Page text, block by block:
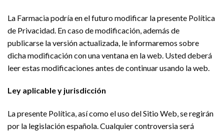
La Farmacia podría en el futuro modificar la presente Política
de Privacidad. En caso de modificación, además de
publicarse la versión actualizada, le informaremos sobre
dicha modificación con una ventana en la web. Usted deberá
leer estas modificaciones antes de continuar usando la web.
Ley aplicable y jurisdicción
La presente Política, así como el uso del Sitio Web, se regirán
por la legislación española. Cualquier controversia será